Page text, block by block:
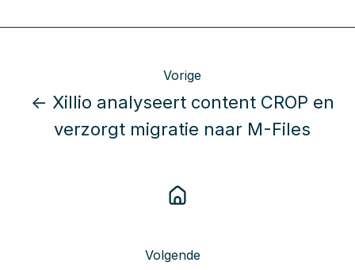
Vorige
← Xillio analyseert content CROP en
verzorgt migratie naar M-Files
Volgende